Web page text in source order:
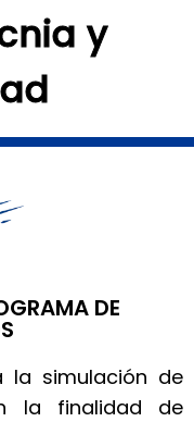
y
DE
la simulación de
la finalidad de